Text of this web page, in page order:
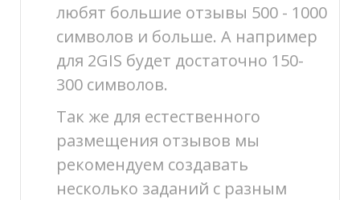
любят большие отзывы 500 - 1000
символов и больше. А например
для 2GIS будет достаточно 150-
300 символов.
Так же для естественного
размещения отзывов мы
рекомендуем создавать
несколько заданий с разным